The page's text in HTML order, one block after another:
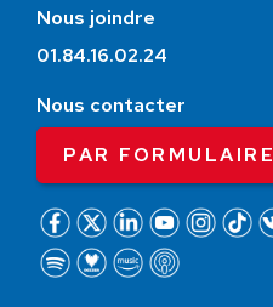
Nous joindre
01.84.16.02.24
Nous contacter
PAR FORMULAIRE